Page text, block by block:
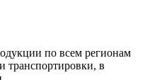
по всем регионам
транспортировки, в